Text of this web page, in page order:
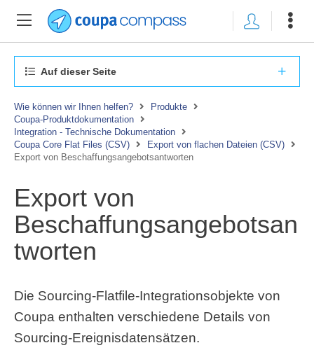
Auf dieser Seite
Wie können wir Ihnen helfen?
Produkte
Coupa-Produktdokumentation
Integration - Technische Dokumentation
Coupa Core Flat Files (CSV)
Export von flachen Dateien (CSV)
Export von Beschaffungsangebotsantworten
Export von
Beschaffungsangebotsan
tworten
Die Sourcing-Flatfile-Integrationsobjekte von
Coupa enthalten verschiedene Details von
Sourcing-Ereignisdatensätzen.